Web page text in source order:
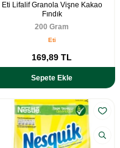
Eti Lifalif Granola Vişne Kakao
Fındık
200 Gram
Eti
169,89 TL
Sepete Ekle